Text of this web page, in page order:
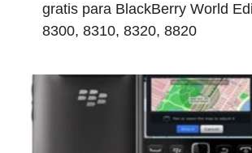
gratis para BlackBerry World
8300, 8310, 8320, 8820